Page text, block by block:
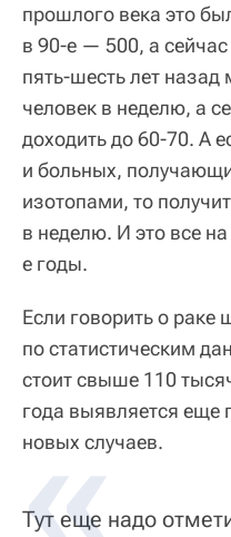
прошлого века это
в 90-е — 500, а
пять-шесть лет
человек в неделю, а
доходить до 60-70. А
и больных,
изотопами, то
в неделю. И это все
е годы.
Если говорить о раке
по статистическим
стоит свыше 110
года выявляется еще
новых случаев.
Тут еще надо